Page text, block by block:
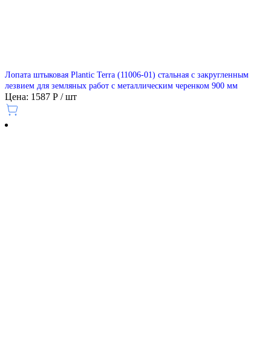
Лопата штыковая Plantic Terra (11006-01) стальная с закругленным
лезвием для земляных работ с металлическим черенком 900 мм
Цена: 1587 Р / шт